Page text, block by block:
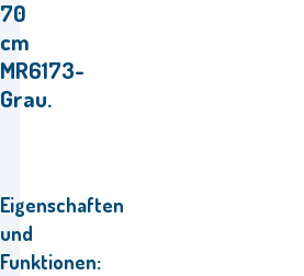
70
cm
MR6173-
Grau.
Eigenschaften
und
Funktionen: